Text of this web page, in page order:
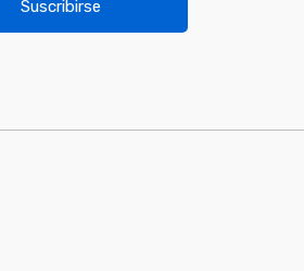
Suscribirse